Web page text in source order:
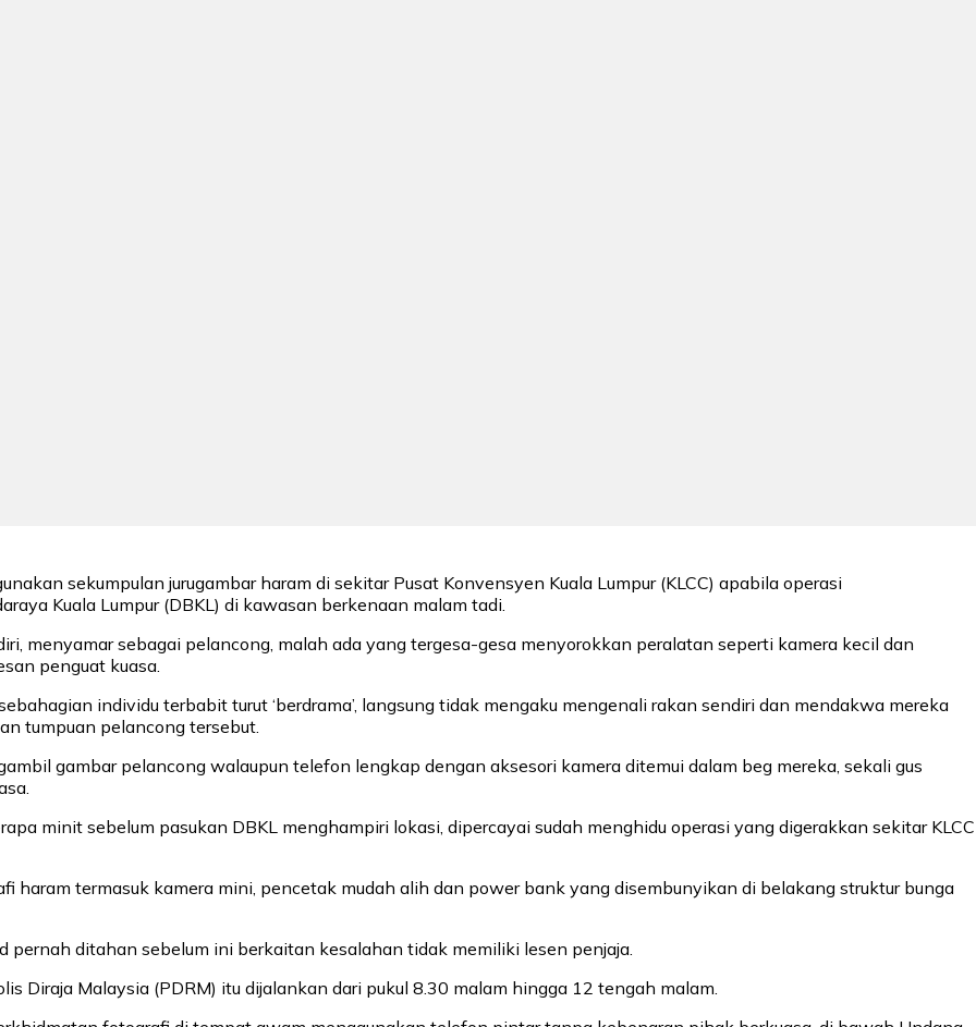
sekumpulan jurugambar haram di sekitar Pusat Konvensyen Kuala Lumpur (KLCC) apabila operasi
Kuala Lumpur (DBKL) di kawasan berkenaan malam tadi.
menyamar sebagai pelancong, malah ada yang tergesa-gesa menyorokkan peralatan seperti kamera kecil dan
penguat kuasa.
individu terbabit turut ‘berdrama’, langsung tidak mengaku mengenali rakan sendiri dan mendakwa mereka
tumpuan pelancong tersebut.
gambar pelancong walaupun telefon lengkap dengan aksesori kamera ditemui dalam beg mereka, sekali gus
minit sebelum pasukan DBKL menghampiri lokasi, dipercayai sudah menghidu operasi yang digerakkan sekitar KLCC
haram termasuk kamera mini, pencetak mudah alih dan power bank yang disembunyikan di belakang struktur bunga
pernah ditahan sebelum ini berkaitan kesalahan tidak memiliki lesen penjaja.
Diraja Malaysia (PDRM) itu dijalankan dari pukul 8.30 malam hingga 12 tengah malam.